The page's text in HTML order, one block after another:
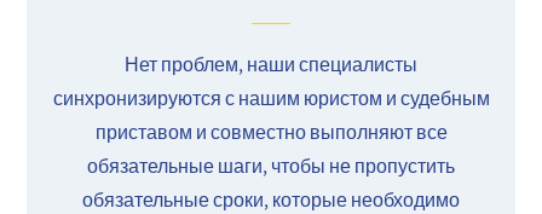
Нет проблем, наши специалисты
синхронизируются с нашим юристом и судебным
приставом и совместно выполняют все
обязательные шаги, чтобы не пропустить
обязательные сроки, которые необходимо